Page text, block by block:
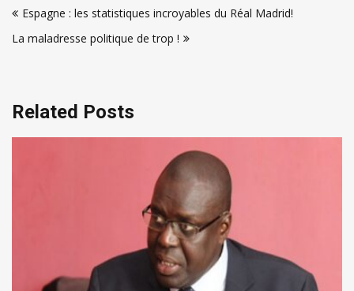
de
l’article
Espagne : les statistiques incroyables du Réal Madrid!
La maladresse politique de trop !
Related Posts